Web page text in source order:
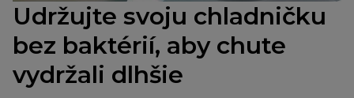
Udržujte svoju chladničku
bez baktérií, aby chute
vydržali dlhšie